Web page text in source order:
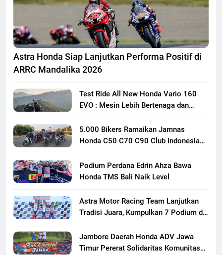
Astra Honda Siap Lanjutkan Performa Positif di
ARRC Mandalika 2026
Test Ride All New Honda Vario 160
EVO : Mesin Lebih Bertenaga dan
5.000 Bikers Ramaikan Jamnas
Honda C50 C70 C90 Club Indonesia
Persaudaraan Pecinta Motor Klasik
Honda
Podium Perdana Edrin Ahza Bawa
Honda TMS Bali Naik Level
Astra Motor Racing Team Lanjutkan
Tradisi Juara, Kumpulkan 7 Podium di
Jambore Daerah Honda ADV Jawa
Timur Pererat Solidaritas Komunitas